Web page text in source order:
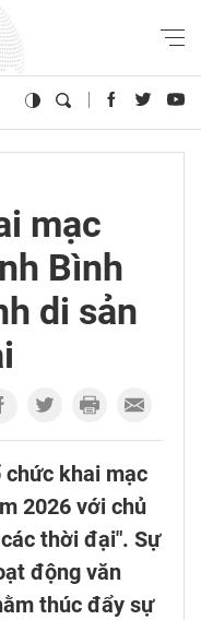
mạc
Bình
di sản
chức khai mạc
2026 với chủ
thời đại". Sự
động văn
thúc đẩy sự